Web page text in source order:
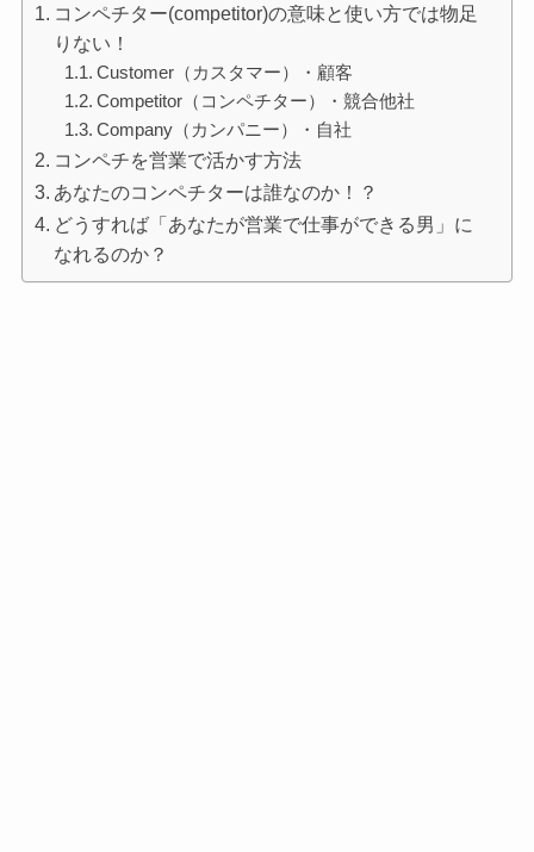
コンペチター(competitor)の意味と使い方では物足
りない！
Customer（カスタマー）・顧客
Competitor（コンペチター）・競合他社
Company（カンパニー）・自社
コンペチを営業で活かす方法
あなたのコンペチターは誰なのか！？
どうすれば「あなたが営業で仕事ができる男」に
なれるのか？